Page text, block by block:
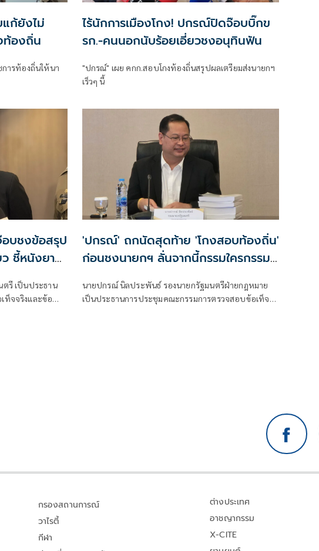
ก้ยังไม่
ท้องถิ่น
ารท้องถิ่นให้นา
ไร้นักการเมืองโกง! ปกรณ์ปิดจ๊อบบิ๊กข
รก.-คนนอกนับร้อยเอี่ยวชงอนุทินฟัน
"ปกรณ์" เผย คกก.สอบโกงท้องถิ่นสรุปผลเตรียมส่งนายกฯ
เร็วๆ นี้
บชงข้อสรุป
ชี้หนังยาว
รี เป็นประธาน
ท็จจริงและข้อ
'ปกรณ์' ถกนัดสุดท้าย 'โกงสอบท้องถิ่น'
ก่อนชงนายกฯ ลั่นจากนี้กรรมใครกรรม
นายปกรณ์ นิลประพันธ์​ รองนายก​รัฐมนตรี​ฝ่าย​กฎหมาย​
เป็นประธานการประชุมคณะกรรมการตรวจสอบข้อเท็จ
กรองสถานการณ์
วาไรตี้
กีฬา
ต่างประเทศ
อาชญากรรม
X-CITE